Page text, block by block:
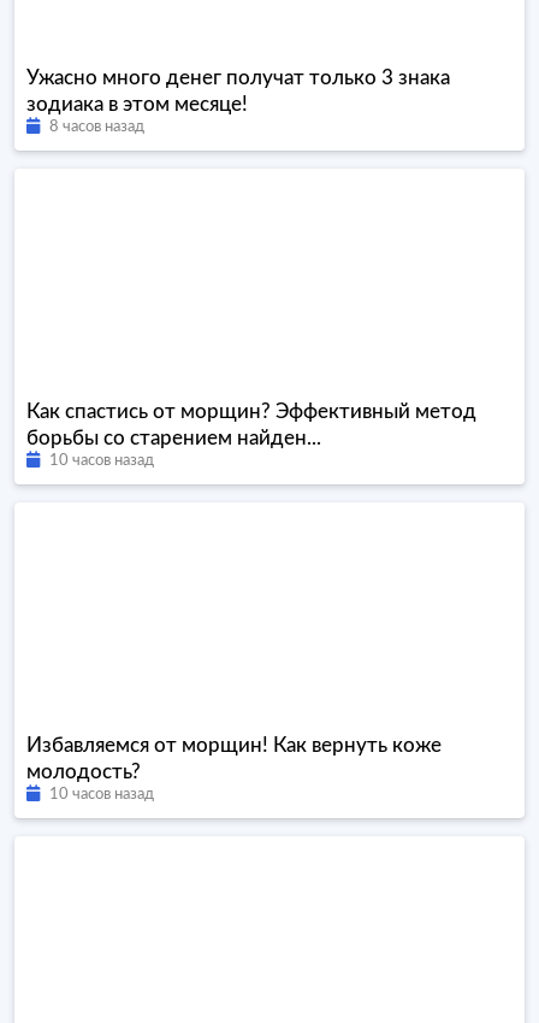
Ужасно много денег получат только 3 знака
зодиака в этом месяце!
8 часов назад
Как спастись от морщин? Эффективный метод
борьбы со старением найден...
10 часов назад
Избавляемся от морщин! Как вернуть коже
молодость?
10 часов назад